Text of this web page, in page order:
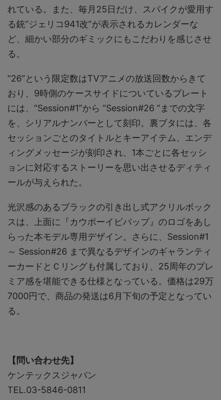
れている。また、毎月25日だけ、スパイクが愛用す
る銃“ジェリコ941改”が表示されるカレンダーな
ど、細かい部分のギミックにもこだわりを感じさせ
る。
“26”という限定数はTVアニメの放送回数からきて
おり、9時側のケースサイドについているプレート
には、“Session#1”から “Session#26 ”までの文字
を、シリアルナンバーとして刻印。裏ブタには、各
セッションごとのタイトルとキーアイテム、エンデ
ィングメッセージが刻印され、1本ごとに各セッシ
ョンに対応するストーリーを思い出させるディティ
ールが与えられた。
光沢感のあるブラックの引き出し式アクリルボック
スは、上面に『カウボーイビバップ』のロゴをあし
らった本モデル専用デザイン。さらに、Session#1
～ Session#26 まで異なるデザインのギャランティ
ーカードとＣリングも付属しており、25周年のプレ
ミア感を堪能できる仕様となっている。価格は29万
7000円で、商品の発送は6月下旬の予定となってい
る。
【問い合わせ先】
ケンテックスジャパン
TEL.03-5846-0811